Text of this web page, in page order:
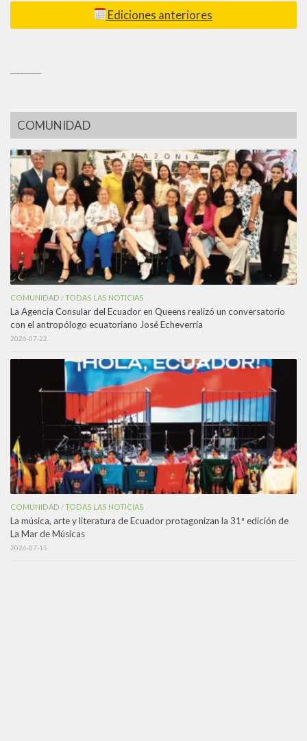
Ediciones anteriores
COMUNIDAD
COMUNIDAD /TODAS LAS NOTICIAS
La Agencia Consular del Ecuador en Queens realizó un conversatorio
con el antropólogo ecuatoriano José Echeverría
2026-07-22
COMUNIDAD /TODAS LAS NOTICIAS
La música, arte y literatura de Ecuador protagonizan la 31ª edición de
La Mar de Músicas
2026-07-15